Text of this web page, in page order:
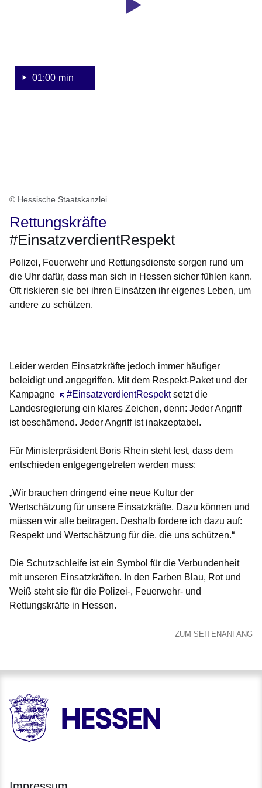
01:00 min
© Hessische Staatskanzlei
Rettungskräfte
#EinsatzverdientRespekt
Polizei, Feuerwehr und Rettungsdienste sorgen rund um
die Uhr dafür, dass man sich in Hessen sicher fühlen kann.
Oft riskieren sie bei ihren Einsätzen ihr eigenes Leben, um
andere zu schützen.
Leider werden Einsatzkräfte jedoch immer häufiger
beleidigt und angegriffen. Mit dem Respekt-Paket und der
Kampagne
#EinsatzverdientRespekt
Öffnet sich in einem neuen Fenster
setzt die
Landesregierung ein klares Zeichen, denn: Jeder Angriff
ist beschämend. Jeder Angriff ist inakzeptabel.
Für Ministerpräsident Boris Rhein steht fest, dass dem
entschieden entgegengetreten werden muss:
„Wir brauchen dringend eine neue Kultur der
Wertschätzung für unsere Einsatzkräfte. Dazu können und
müssen wir alle beitragen. Deshalb fordere ich dazu auf:
Respekt und Wertschätzung für die, die uns schützen.“
Die Schutzschleife ist ein Symbol für die Verbundenheit
mit unseren Einsatzkräften. In den Farben Blau, Rot und
Weiß steht sie für die Polizei-, Feuerwehr- und
Rettungskräfte in Hessen.
ZUM SEITENANFANG
HESSEN - Hessische Landesregierung